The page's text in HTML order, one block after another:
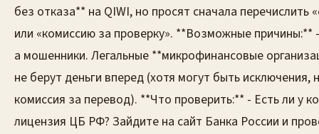
без отказа** на QIWI, но просят сначала перечислить
или «комиссию за проверку». **Возможные
а мошенники. Легальные **микрофинансовые
не берут деньги вперед (хотя могут быть исключения,
комиссия за перевод). **Что проверить:** - Есть ли у
лицензия ЦБ РФ? Зайдите на сайт Банка России и